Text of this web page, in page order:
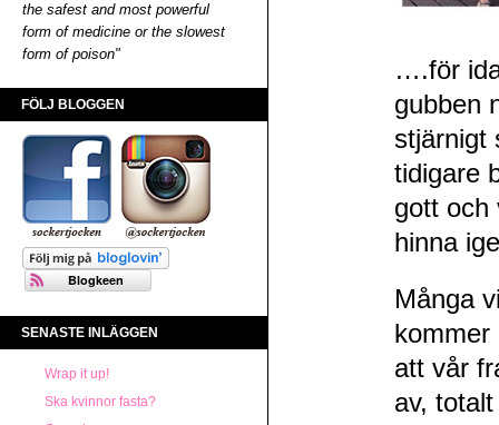
the safest and most powerful
form of medicine or the slowest
form of poison"
FÖLJ BLOGGEN
SENASTE INLÄGGEN
Wrap it up!
Ska kvinnor fasta?
….för
gubben
stjärnigt
tidigare
gott och
hinna
Många
kommer
att vår
av,